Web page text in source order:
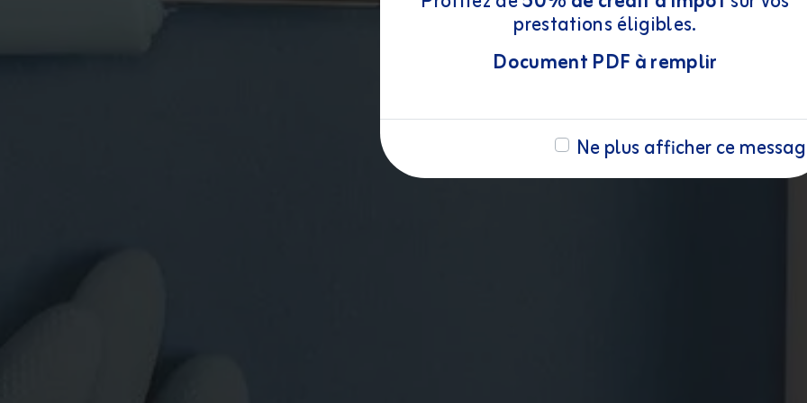
prestations éligibles.
Document PDF à remplir
Ne plus afficher ce